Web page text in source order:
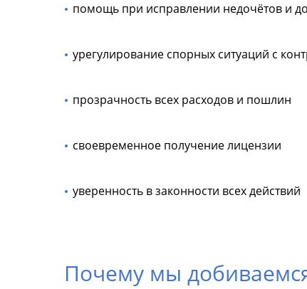
помощь при исправлении недочётов и
урегулирование спорных ситуаций с
прозрачность всех расходов и пошлин
своевременное получение лицензии
уверенность в законности всех действий
Почему мы